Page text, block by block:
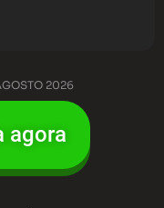
2026
agora